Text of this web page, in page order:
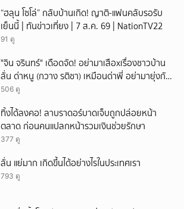
“ฮลุน โซโล่” กลับบ้านเกิด! ญาติ-แฟนคลับรอรับ
เย็นนี้ | ทันข่าวเที่ยง | 7 ส.ค. 69 | NationTV22
91 ดู
ั่"จิน จรินทร์" เดือดจัด! อย่ามาเสือxเรื่องชาวบ้าน
ลั่น ด่าหนู (กวาง รติชา) เหมือนด่าพี่ อย่ามายุ่งกับ
คนของผม จบ!!!
506 ดู
ทิ้งได้ลงคอ! ลาบราดอร์บาดเจ็บถูกปล่อยหน้า
ตลาด ก่อนคนแปลกหน้ารวมเงินช่วยรักษา
377 ดู
ลั่น แย่มาก เกิดขึ้นได้อย่างไรในประเทศเรา
793 ดู